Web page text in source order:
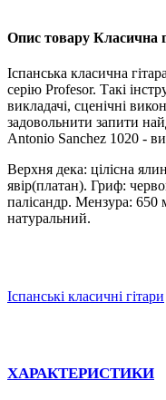
Опис товару Класична
Іспанська класична
серію Profesor. Такі
викладачі, сценічні
задовольнити запити
Antonio Sanchez 1020 -
Верхня дека: цілісна
явір(платан). Гриф:
палісандр. Мензура: 650
натуральний.
Іспанські класичні гітари
ХАРАКТЕРИСТИКИ